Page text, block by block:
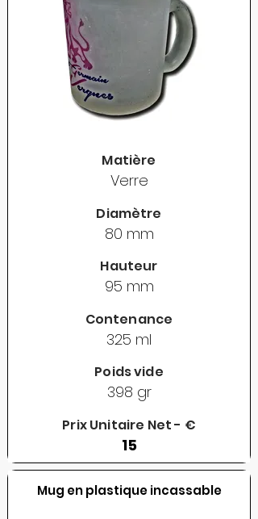
Matière
Verre
Diamètre
80 mm
Hauteur
95 mm
Contenance
325 ml
Poids vide
398 gr
Prix Unitaire Net - €
15
Mug en plastique incassable